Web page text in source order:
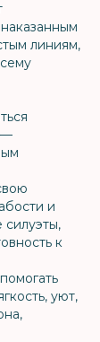
линиям,
—
и
силуэты,
к
уют,